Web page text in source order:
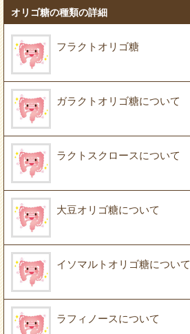
オリゴ糖の種類の詳細
フラクトオリゴ糖
ガラクトオリゴ糖について
ラクトスクロースについて
大豆オリゴ糖について
イソマルトオリゴ糖について
ラフィノースについて